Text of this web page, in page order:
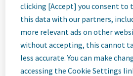
clicking [Accept] you consent to
this data with our partners,
more relevant ads on other
without accepting, this cannot
less accurate. You can make
accessing the Cookie Settings